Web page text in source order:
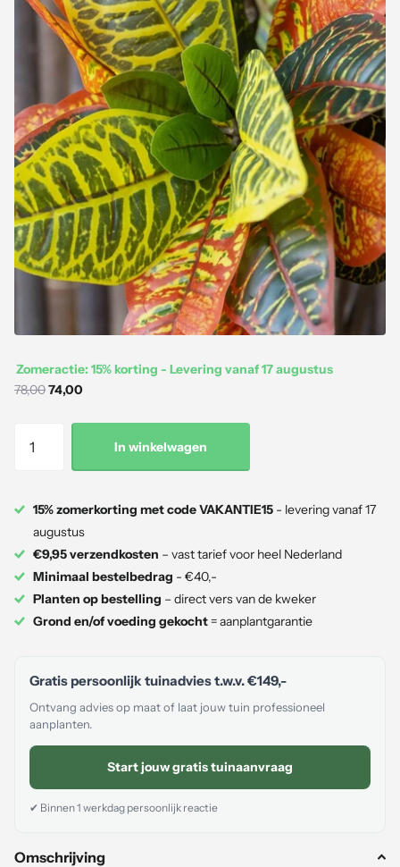
Zomeractie: 15% korting - Levering vanaf 17 augustus
78,0074,00
In winkelwagen
15% zomerkorting met code VAKANTIE15 - levering vanaf 17
augustus
€9,95 verzendkosten – vast tarief voor heel Nederland
Minimaal bestelbedrag - €40,-
Planten op bestelling – direct vers van de kweker
Grond en/of voeding gekocht= aanplantgarantie
Gratis persoonlijk tuinadvies t.w.v.€149,-
Ontvang advies op maat of laat jouw tuin professioneel
aanplanten.
Start jouw gratis tuinaanvraag
✔ Binnen 1 werkdag persoonlijk reactie
Omschrijving